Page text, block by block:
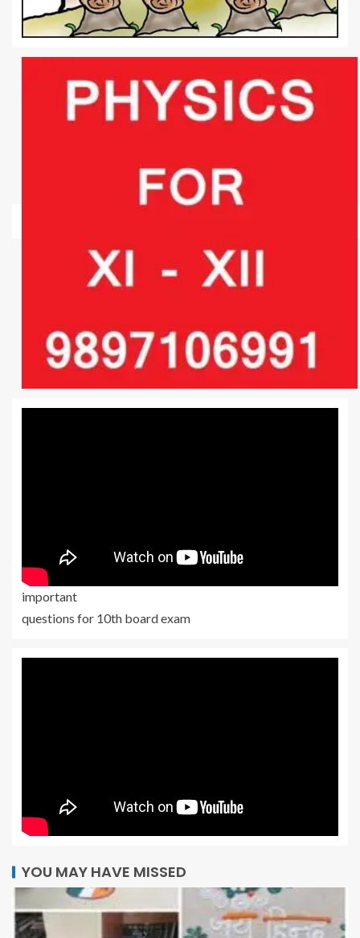
important
questions for 10th board exam
YOU MAY HAVE MISSED